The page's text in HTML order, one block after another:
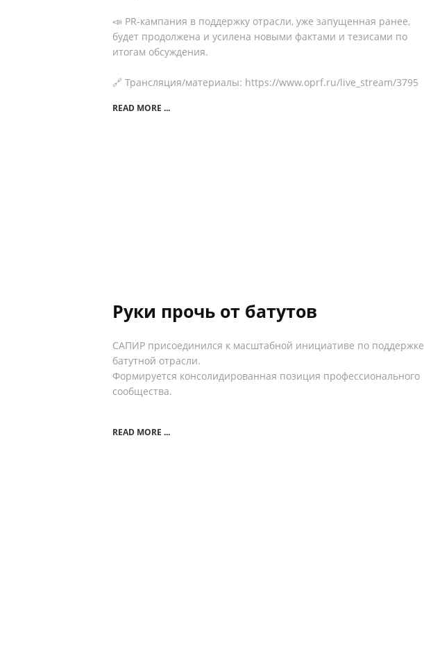
📣 PR-кампания в поддержку отрасли, уже запущенная ранее,
будет продолжена и усилена новыми фактами и тезисами по
итогам обсуждения.
🔗 Трансляция/материалы: https://www.oprf.ru/live_stream/3795
READ MORE ...
Руки прочь от батутов
САПИР присоединился к масштабной инициативе по поддержке
батутной отрасли.
Формируется консолидированная позиция профессионального
сообщества.
READ MORE ...